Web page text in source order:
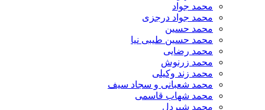
محمد جواد
محمد جواد درجزی
محمد حسین
محمد حسین طیبی نیا
محمد رضایی
محمد زرنوش
محمد زند وکیلی
محمد شعبانی و سجاد سیف
محمد شهاب قاسمی
​محمد شیردل